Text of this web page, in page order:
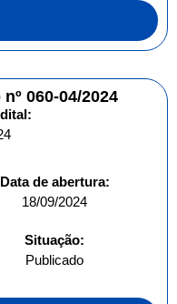
060-04/2024
Data de abertura:
18/09/2024
Situação:
Publicado